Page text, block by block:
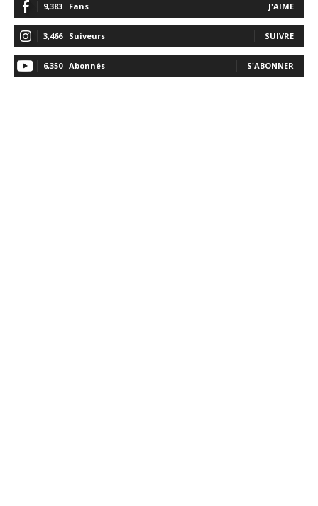
9,383 Fans J'AIME
3,466 Suiveurs SUIVRE
6,350 Abonnés S'ABONNER